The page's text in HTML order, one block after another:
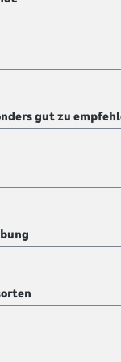
gut zu